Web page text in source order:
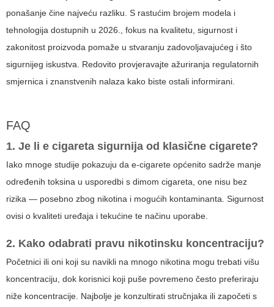
ponašanje čine najveću razliku. S rastućim brojem modela i
tehnologija dostupnih u 2026., fokus na kvalitetu, sigurnost i
zakonitost proizvoda pomaže u stvaranju zadovoljavajućeg i što
sigurnijeg iskustva. Redovito provjeravajte ažuriranja regulatornih
smjernica i znanstvenih nalaza kako biste ostali informirani.
FAQ
1. Je li e cigareta sigurnija od klasične cigarete?
Iako mnoge studije pokazuju da e-cigarete općenito sadrže manje
određenih toksina u usporedbi s dimom cigareta, one nisu bez
rizika — posebno zbog nikotina i mogućih kontaminanta. Sigurnost
ovisi o kvaliteti uređaja i tekućine te načinu uporabe.
2. Kako odabrati pravu nikotinsku koncentraciju?
Početnici ili oni koji su navikli na mnogo nikotina mogu trebati višu
koncentraciju, dok korisnici koji puše povremeno često preferiraju
niže koncentracije. Najbolje je konzultirati stručnjaka ili započeti s